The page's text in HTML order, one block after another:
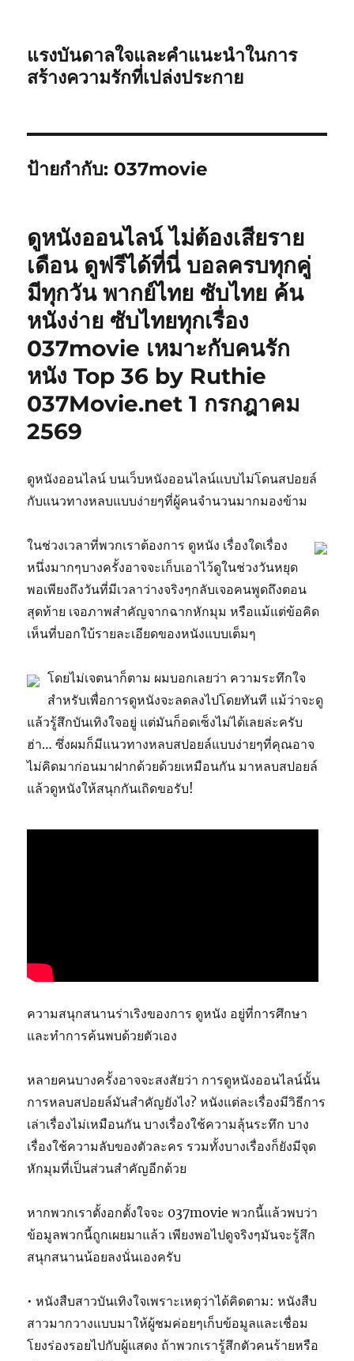
แรงบันดาลใจและคำแนะนำในการ
สร้างความรักที่เปล่งประกาย
ป้ายกำกับ: 037movie
ดูหนังออนไลน์ ไม่ต้องเสียราย
เดือน ดูฟรีได้ที่นี่ บอลครบทุกคู่
มีทุกวัน พากย์ไทย ซับไทย ค้น
หนังง่าย ซับไทยทุกเรื่อง
037movie เหมาะกับคนรัก
หนัง Top 36 by Ruthie
037Movie.net 1 กรกฎาคม
2569
ดูหนังออนไลน์ บนเว็บหนังออนไลน์แบบไม่โดนสปอยล์
กับแนวทางหลบแบบง่ายๆที่ผู้คนจำนวนมากมองข้าม
ในช่วงเวลาที่พวกเราต้องการ ดูหนัง เรื่องใดเรื่อง
หนึ่งมากๆบางครั้งอาจจะเก็บเอาไว้ดูในช่วงวันหยุด
พอเพียงถึงวันที่มีเวลาว่างจริงๆกลับเจอคนพูดถึงตอน
สุดท้าย เจอภาพสำคัญจากฉากหักมุม หรือแม้แต่ข้อคิด
เห็นที่บอกใบ้รายละเอียดของหนังแบบเต็มๆ
โดยไม่เจตนาก็ตาม ผมบอกเลยว่า ความระทึกใจ
สำหรับเพื่อการดูหนังจะลดลงไปโดยทันที แม้ว่าจะดู
แล้วรู้สึกบันเทิงใจอยู่ แต่มันก็อดเซ็งไม่ได้เลยล่ะครับ
ฮ่า… ซึ่งผมก็มีแนวทางหลบสปอยล์แบบง่ายๆที่คุณอาจ
ไม่คิดมาก่อนมาฝากด้วยด้วยเหมือนกัน มาหลบสปอยล์
แล้วดูหนังให้สนุกกันเถิดขอรับ!
ความสนุกสนานร่าเริงของการ ดูหนัง อยู่ที่การศึกษา
และทำการค้นพบด้วยตัวเอง
หลายคนบางครั้งอาจจะสงสัยว่า การดูหนังออนไลน์นั้น
การหลบสปอยล์มันสำคัญยังไง? หนังแต่ละเรื่องมีวิธีการ
เล่าเรื่องไม่เหมือนกัน บางเรื่องใช้ความลุ้นระทึก บาง
เรื่องใช้ความลับของตัวละคร รวมทั้งบางเรื่องก็ยังมีจุด
หักมุมที่เป็นส่วนสำคัญอีกด้วย
หากพวกเราตั้งอกตั้งใจจะ 037movie พวกนี้แล้วพบว่า
ข้อมูลพวกนี้ถูกเผยมาแล้ว เพียงพอไปดูจริงๆมันจะรู้สึก
สนุกสนานน้อยลงนั่นเองครับ
• หนังสืบสาวบันเทิงใจเพราะเหตุว่าได้คิดตาม: หนังสืบ
สาวมากวางแบบมาให้ผู้ชมค่อยๆเก็บข้อมูลและเชื่อม
โยงร่องรอยไปกับผู้แสดง ถ้าพวกเรารู้สึกตัวคนร้ายหรือ